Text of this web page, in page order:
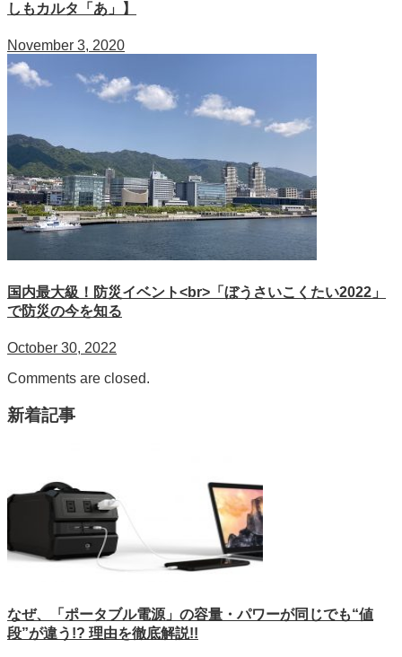
しもカルタ「あ」】
November 3, 2020
国内最大級！防災イベント<br>「ぼうさいこくたい2022」
で防災の今を知る
October 30, 2022
Comments are closed.
新着記事
なぜ、「ポータブル電源」の容量・パワーが同じでも“値
段”が違う!? 理由を徹底解説!!